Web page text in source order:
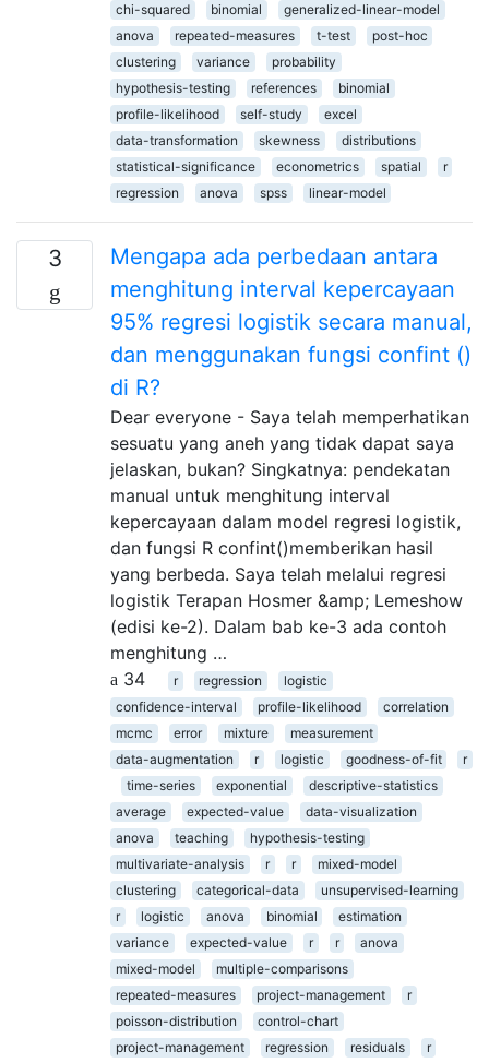
chi-squared
binomial
generalized-linear-model
anova
repeated-measures t-test
post-hoc
clustering
variance
probability
hypothesis-testing
references
binomial
profile-likelihood
self-study
excel
data-transformation
skewness
distributions
statistical-significance
econometrics spatial
r
regression
anova spss linear-model
3
Mengapa ada perbedaan antara
menghitung interval kepercayaan
95% regresi logistik secara manual,
dan menggunakan fungsi confint ()
di R?
Dear everyone - Saya telah memperhatikan
sesuatu yang aneh yang tidak dapat saya
jelaskan, bukan? Singkatnya: pendekatan
manual untuk menghitung interval
kepercayaan dalam model regresi logistik,
dan fungsi R confint()memberikan hasil
yang berbeda. Saya telah melalui regresi
logistik Terapan Hosmer &amp; Lemeshow
(edisi ke-2). Dalam bab ke-3 ada contoh
menghitung …
34
r regression
logistic
confidence-interval
profile-likelihood
correlation
mcmc
error mixture
measurement
data-augmentation
r logistic goodness-of-fit
r
time-series
exponential
descriptive-statistics
average
expected-value
data-visualization
anova
teaching
hypothesis-testing
multivariate-analysis
r r
mixed-model
clustering
categorical-data
unsupervised-learning
r
logistic anova binomial
estimation
variance
expected-value r r
anova
mixed-model
multiple-comparisons
repeated-measures
project-management
r
poisson-distribution
control-chart
project-management
regression residuals
r